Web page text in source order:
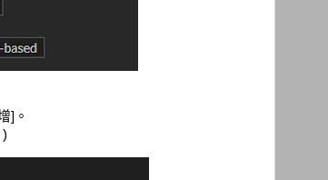
]。